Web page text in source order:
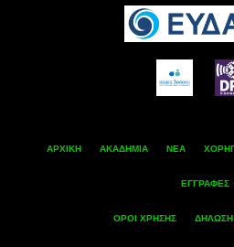
ΑΡΧΙΚΗ ΑΚΑΔΗΜΙΑ ΝΕΑ
ΕΓΓΡΑΦΕΣ
ΟΡΟΙ ΧΡΗΣΗΣ ΔΗΛΩΣΗ